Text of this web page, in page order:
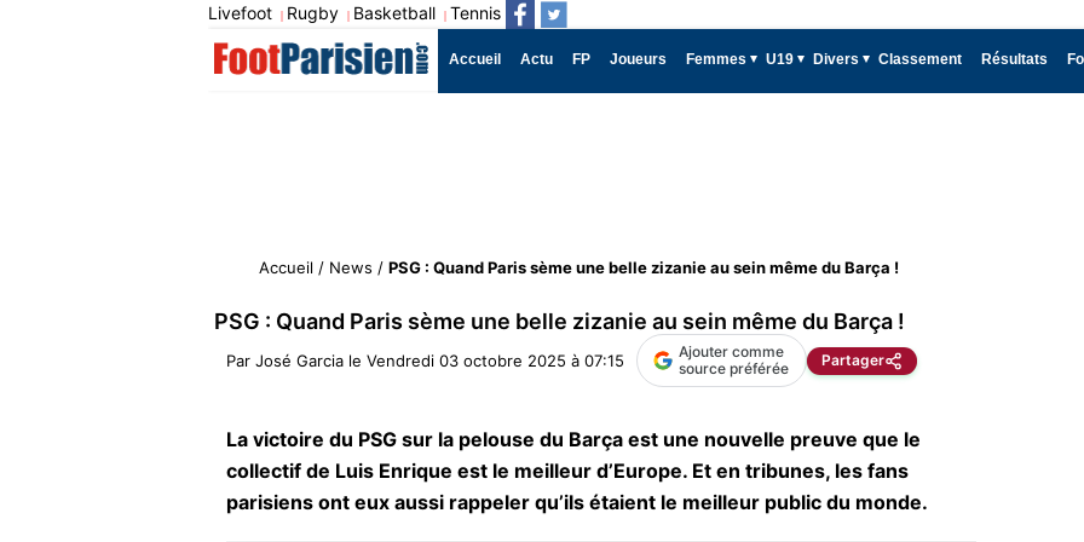
Livefoot | Rugby | Basketball | Tennis
Accueil Actu FP Joueurs Femmes U19 Divers Classement Résultats
Accueil / News / PSG : Quand Paris sème une belle zizanie au sein même du Barça !
PSG : Quand Paris sème une belle zizanie au sein même du Barça !
Par José Garcia le Vendredi 03 octobre 2025 à 07:15
Ajouter comme
source préférée
Partager
La victoire du PSG sur la pelouse du Barça est une nouvelle preuve que le
collectif de Luis Enrique est le meilleur d’Europe. Et en tribunes, les fans
parisiens ont eux aussi rappeler qu’ils étaient le meilleur public du monde.